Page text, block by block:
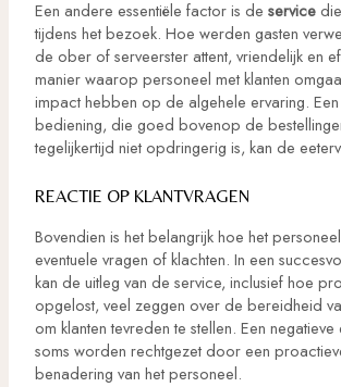
Een andere essentiële factor is de service
tijdens het bezoek. Hoe werden gasten
de ober of serveerster attent, vriendelijk en
manier waarop personeel met klanten
impact hebben op de algehele ervaring. Een
bediening, die goed bovenop de
tegelijkertijd niet opdringerig is, kan de
REACTIE OP KLANTVRAGEN
Bovendien is het belangrijk hoe het
eventuele vragen of klachten. In een
kan de uitleg van de service, inclusief hoe
opgelost, veel zeggen over de bereidheid
om klanten tevreden te stellen. Een negatieve
soms worden rechtgezet door een
benadering van het personeel.